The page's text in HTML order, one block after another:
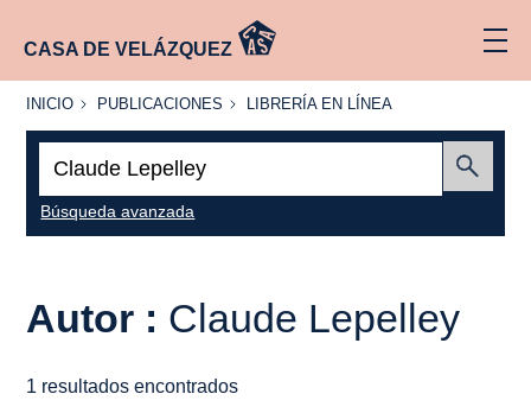
CASA DE VELÁZQUEZ
INICIO
INICIO PUBLICACIONES
PUBLICACIONES
LIBRERÍA
LÍNEA
LIBRERÍA EN LÍNEA
Búsqueda avanzada
Autor : Claude Lepelley
1 resultados encontrados